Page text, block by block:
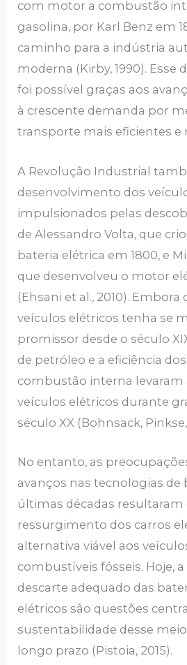
com motor a combustão
gasolina, por Karl Benz em
caminho para a indústria
moderna (Kirby, 1990). Esse
foi possível graças aos
à crescente demanda por
transporte mais eficientes e
A Revolução Industrial
desenvolvimento dos
impulsionados pelas
de Alessandro Volta, que
bateria elétrica em 1800, e
que desenvolveu o motor
(Ehsani et al., 2010). Embora
veículos elétricos tenha se
promissor desde o século
de petróleo e a eficiência
combustão interna levaram
veículos elétricos durante
século XX (Bohnsack, Pinkse,
No entanto, as
avanços nas tecnologias de
últimas décadas
ressurgimento dos carros
alternativa viável aos
combustíveis fósseis. Hoje,
descarte adequado das
elétricos são questões
sustentabilidade desse
longo prazo (Pistoia, 2015).